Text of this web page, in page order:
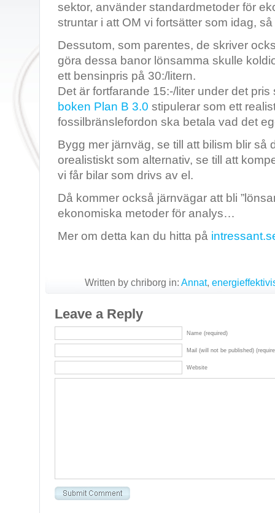
sektor, använder standardmetoder för
struntar i att OM vi fortsätter som idag,
Dessutom, som parentes, de skriver
göra dessa banor lönsamma skulle
ett bensinpris på 30:/litern.
Det är fortfarande 15:-/liter under det
boken Plan B 3.0 stipulerar som ett
fossilbränslefordon ska betala vad det
Bygg mer järnväg, se till att bilism blir så
orealistiskt som alternativ, se till att
vi får bilar som drivs av el.
Då kommer också järnvägar att bli
ekonomiska metoder för analys…
Mer om detta kan du hitta på
Written by chriborg in: Annat,
Leave a Reply
Name (required)
Mail (will not be published)
Website